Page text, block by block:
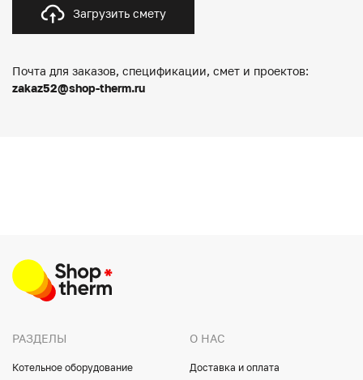
Загрузить смету
Почта для заказов, спецификации, смет и проектов:
zakaz52@shop-therm.ru
РАЗДЕЛЫ
Котельное оборудование
О НАС
Доставка и оплата